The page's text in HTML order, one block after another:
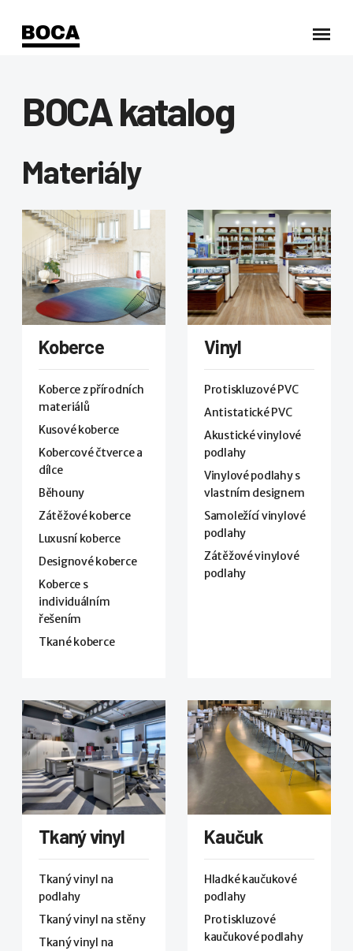
BOCA katalog
Materiály
Koberce
Koberce z přírodních
materiálů
Kusové koberce
Kobercové čtverce a
dílce
Běhouny
Zátěžové koberce
Luxusní koberce
Designové koberce
Koberce s
individuálním
řešením
Tkané koberce
Vinyl
Protiskluzové PVC
Antistatické PVC
Akustické vinylové
podlahy
Vinylové podlahy s
vlastním designem
Samoležící vinylové
podlahy
Zátěžové vinylové
podlahy
Tkaný vinyl
Tkaný vinyl na
podlahy
Tkaný vinyl na stěny
Tkaný vinyl na
Kaučuk
Hladké kaučukové
podlahy
Protiskluzové
kaučukové podlahy